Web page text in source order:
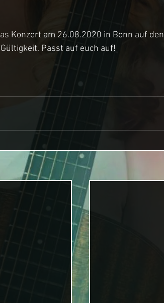
Konzert am 26.08.2020 in Bonn auf den
Passt auf euch auf!